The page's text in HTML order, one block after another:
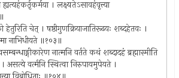
। लक्ष्यतेऽसावहंवृत्त्या
हेतुरिति चेत् । षष्ठीगुणक्रियाजातिरूढयः शब्दहेतवः ।
नाभिधीयते ॥१०३॥
नात्मनि वर्तते कथं शब्दादहं ब्रह्मास्मीति
असत्ये वर्त्मनि स्थित्वा निरुपायमुपेयते ।